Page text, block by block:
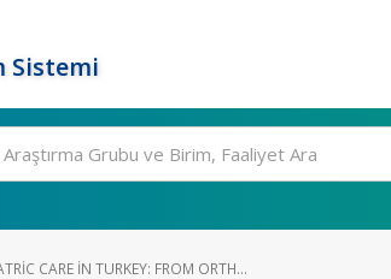
Sistemi
CARE IN TURKEY: FROM ORTH...